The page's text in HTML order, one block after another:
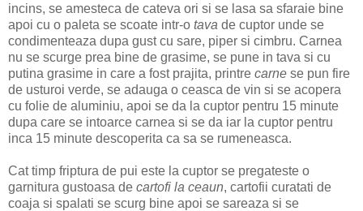
incins, se amesteca de cateva ori si se lasa sa sfaraie bine
apoi cu o paleta se scoate intr-o tava de cuptor unde se
condimenteaza dupa gust cu sare, piper si cimbru. Carnea
nu se scurge prea bine de grasime, se pune in tava si cu
putina grasime in care a fost prajita, printre carne se pun fire
de usturoi verde, se adauga o ceasca de vin si se acopera
cu folie de aluminiu, apoi se da la cuptor pentru 15 minute
dupa care se intoarce carnea si se da iar la cuptor pentru
inca 15 minute descoperita ca sa se rumeneasca.
Cat timp friptura de pui este la cuptor se pregateste o
garnitura gustoasa de cartofi la ceaun, cartofii curatati de
coaja si spalati se scurg bine apoi se sareaza si se